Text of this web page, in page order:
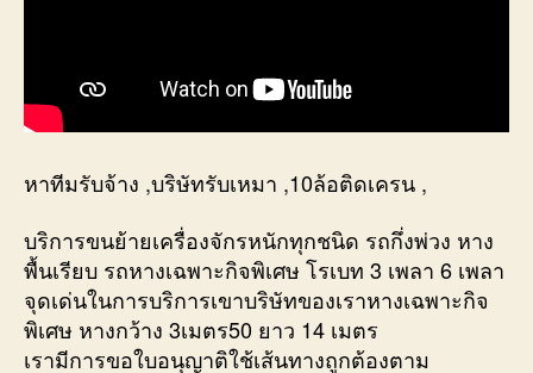
หาทีมรับจ้าง ,บริษัทรับเหมา ,10ล้อติดเครน ,
บริการขนย้ายเครื่องจักรหนักทุกชนิด รถกึ่งพ่วง หาง
พื้นเรียบ รถหางเฉพาะกิจพิเศษ โรเบท 3 เพลา 6 เพลา
จุดเด่นในการบริการเขาบริษัทของเราหางเฉพาะกิจ
พิเศษ หางกว้าง 3เมตร50 ยาว 14 เมตร
เรามีการขอใบอนุญาติใช้เส้นทางถูกต้องตาม